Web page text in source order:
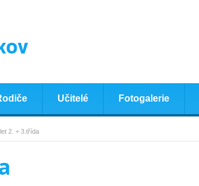
Učitelé Fotogalerie
2. + 3.třída